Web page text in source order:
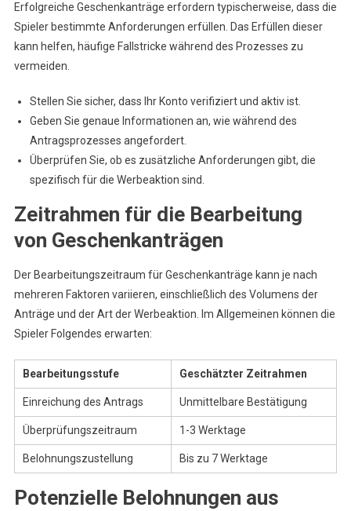
Erfolgreiche Geschenkanträge erfordern typischerweise, dass die
Spieler bestimmte Anforderungen erfüllen. Das Erfüllen dieser
kann helfen, häufige Fallstricke während des Prozesses zu
vermeiden.
Stellen Sie sicher, dass Ihr Konto verifiziert und aktiv ist.
Geben Sie genaue Informationen an, wie während des
Antragsprozesses angefordert.
Überprüfen Sie, ob es zusätzliche Anforderungen gibt, die
spezifisch für die Werbeaktion sind.
Zeitrahmen für die Bearbeitung
von Geschenkanträgen
Der Bearbeitungszeitraum für Geschenkanträge kann je nach
mehreren Faktoren variieren, einschließlich des Volumens der
Anträge und der Art der Werbeaktion. Im Allgemeinen können die
Spieler Folgendes erwarten:
Bearbeitungsstufe Geschätzter Zeitrahmen
Einreichung des Antrags Unmittelbare Bestätigung
Überprüfungszeitraum 1-3 Werktage
Belohnungszustellung Bis zu 7 Werktage
Potenzielle Belohnungen aus